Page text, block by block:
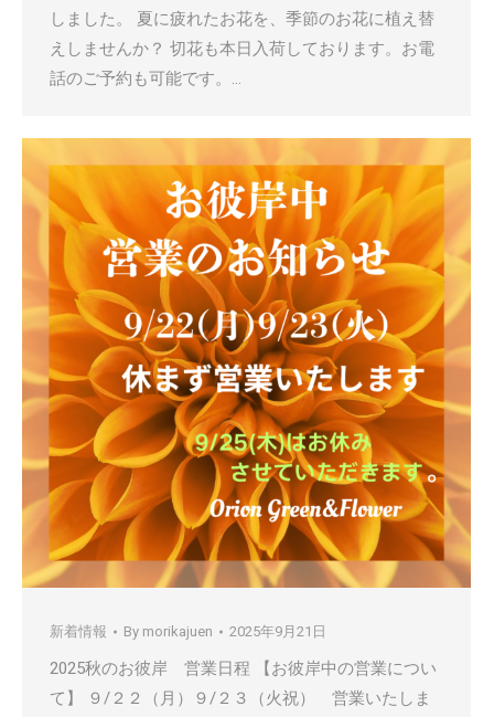
しました。 夏に疲れたお花を、季節のお花に植え替
えしませんか？ 切花も本日入荷しております。お電
話のご予約も可能です。…
新着情報 By morikajuen 2025年9月21日
2025秋のお彼岸 営業日程 【お彼岸中の営業につい
て】 ９/２２（月）９/２３（火祝） 営業いたしま